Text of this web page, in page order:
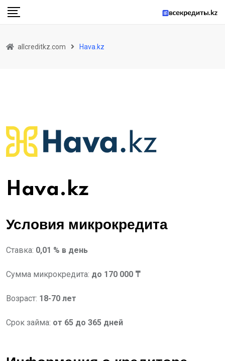
Skip
allcreditkz.com Hava.kz
Hava.kz
Условия микрокредита
Ставка: 0,01 % в день
Сумма микрокредита: до 170 000 ₸
Возраст: 18-70 лет
Срок займа: от 65 до 365 дней